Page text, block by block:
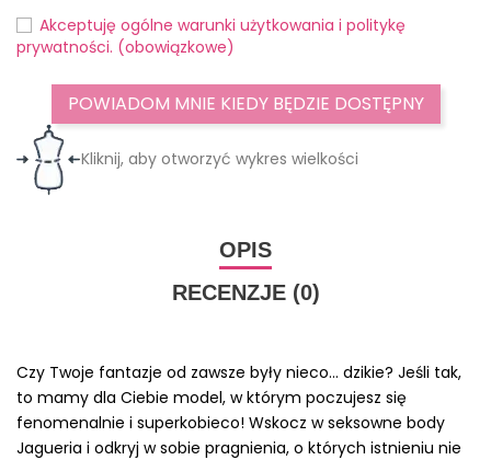
Akceptuję ogólne warunki użytkowania i politykę
prywatności. (obowiązkowe)
POWIADOM MNIE KIEDY BĘDZIE DOSTĘPNY
Kliknij, aby otworzyć wykres wielkości
OPIS
RECENZJE (0)
Czy Twoje fantazje od zawsze były nieco… dzikie? Jeśli tak,
to mamy dla Ciebie model, w którym poczujesz się
fenomenalnie i superkobieco! Wskocz w seksowne body
Jagueria i odkryj w sobie pragnienia, o których istnieniu nie